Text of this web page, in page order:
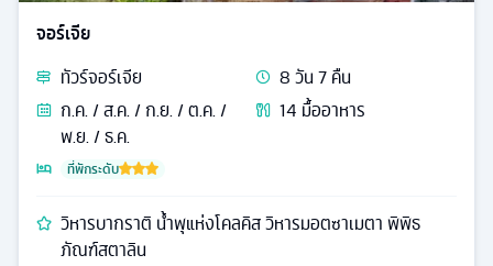
จอร์เจีย
ทัวร์จอร์เจีย 8วัน7คืน
ก.ค. / ส.ค. / ก.ย. / ต.ค. /
พ.ย. / ธ.ค.
14 มื้ออาหาร
ที่พักระดับ
วิหารบากราติ น้ำพุแห่งโคลคิส วิหารมอตซาเมตา พิพิธ
ภัณฑ์สตาลิน